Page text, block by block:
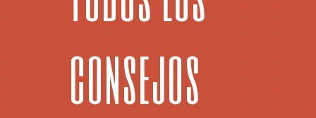
consejos